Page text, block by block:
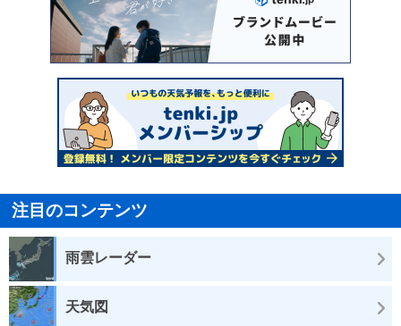
注目のコンテンツ
雨雲レーダー
天気図